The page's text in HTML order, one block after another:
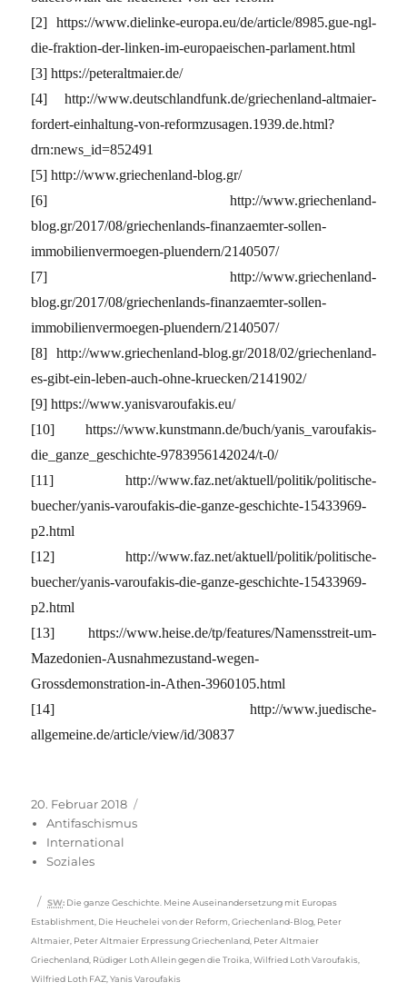
[2] https://www.dielinke-europa.eu/de/article/8985.gue-ngl-
die-fraktion-der-linken-im-europaeischen-parlament.html
[3] https://peteraltmaier.de/
[4] http://www.deutschlandfunk.de/griechenland-altmaier-
fordert-einhaltung-von-reformzusagen.1939.de.html?
drn:news_id=852491
[5] http://www.griechenland-blog.gr/
[6] http://www.griechenland-
blog.gr/2017/08/griechenlands-finanzaemter-sollen-
immobilienvermoegen-pluendern/2140507/
[7] http://www.griechenland-
blog.gr/2017/08/griechenlands-finanzaemter-sollen-
immobilienvermoegen-pluendern/2140507/
[8] http://www.griechenland-blog.gr/2018/02/griechenland-
es-gibt-ein-leben-auch-ohne-kruecken/2141902/
[9] https://www.yanisvaroufakis.eu/
[10] https://www.kunstmann.de/buch/yanis_varoufakis-
die_ganze_geschichte-9783956142024/t-0/
[11] http://www.faz.net/aktuell/politik/politische-
buecher/yanis-varoufakis-die-ganze-geschichte-15433969-
p2.html
[12] http://www.faz.net/aktuell/politik/politische-
buecher/yanis-varoufakis-die-ganze-geschichte-15433969-
p2.html
[13] https://www.heise.de/tp/features/Namensstreit-um-
Mazedonien-Ausnahmezustand-wegen-
Grossdemonstration-in-Athen-3960105.html
[14] http://www.juedische-
allgemeine.de/article/view/id/30837
Veröffentlicht
am
20. Februar 2018
Antifaschismus
International
Soziales
Schlagwörter
SW: Die ganze Geschichte. Meine Auseinandersetzung mit Europas
Establishment Die Heuchelei von der Reform ,Griechenland-Blog Peter
Altmaier Peter Altmaier Erpressung Griechenland Peter Altmaier
Griechenland Rüdiger Loth Allein gegen die Troika ,Wilfried Loth Varoufakis
Wilfried Loth FAZ ,Yanis Varoufakis